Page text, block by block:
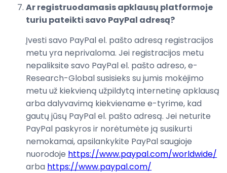
Ar registruodamasis apklausų platformoje
turiu pateikti savo PayPal adresą?
Įvesti savo PayPal el. pašto adresą registracijos
metu yra neprivaloma. Jei registracijos metu
nepaliksite savo PayPal el. pašto adreso, e-
Research-Global susisieks su jumis mokėjimo
metu už kiekvieną užpildytą internetinę apklausą
arba dalyvavimą kiekviename e-tyrime, kad
gautų jūsų PayPal el. pašto adresą. Jei neturite
PayPal paskyros ir norėtumėte ją susikurti
nemokamai, apsilankykite PayPal saugioje
nuorodoje https://www.paypal.com/worldwide/
arba https://www.paypal.com/